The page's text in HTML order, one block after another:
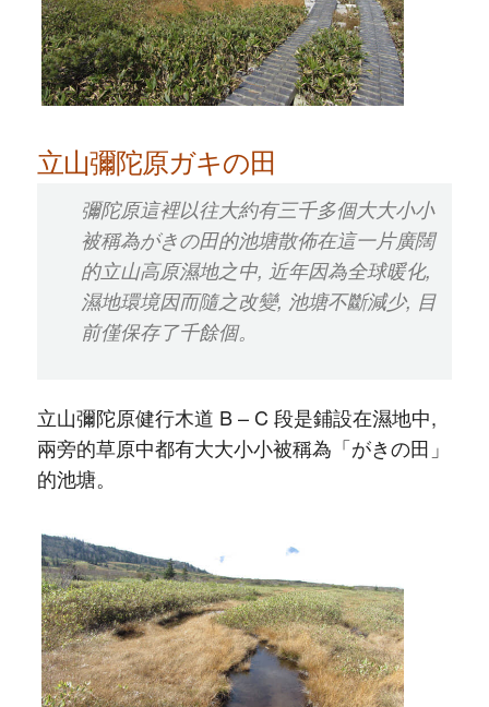
立山彌陀原ガキの田
彌陀原這裡以往大約有三千多個大大小小
被稱為がきの田的池塘散佈在這一片廣闊
的立山高原濕地之中, 近年因為全球暖化,
濕地環境因而隨之改變, 池塘不斷減少, 目
前僅保存了千餘個。
立山彌陀原健行木道 B – C 段是鋪設在濕地中,
兩旁的草原中都有大大小小被稱為「がきの田」
的池塘。